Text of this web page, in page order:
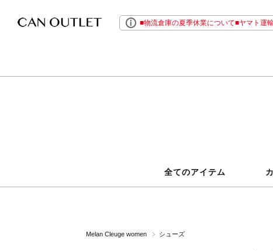
■物流倉庫の夏季休業について■ヤマト運
全てのアイテム
Melan Cleuge women シューズ